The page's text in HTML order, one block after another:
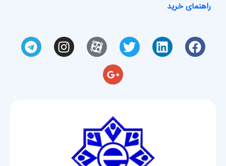
راهنمای خرید